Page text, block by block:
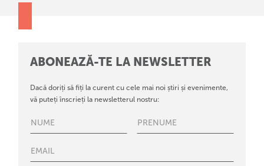
ABONEAZĂ-TE LA NEWSLETTER
Dacă doriți să fiți la curent cu cele mai noi știri și evenimente,
vă puteți înscrieți la newsletterul nostru: